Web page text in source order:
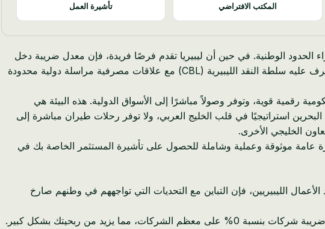
المكتب الافتراضي تأشيرة العمل
الحدود الوطنية. في حين أن ليبيريا تقدم فرصًا فريدة، فإن معدل ضريبة دخل
الشركات البالغ 25%، والبنية التحتية الرقمية المحدودة أحيانًا في هيئة الإيرادات الليبيرية (LRA)، والقطاع المصرفي الذي تشرف عليه سلطة النقد الليبيرية (CBL) مع علاقات مصرفية مراسلة دولية محدودة
بنسبة 0% لمعظم القطاعات، وتتمتع بمنصة حكومية رقمية قوية، وتوفر وصولاً مباشرًا إلى الأسواق الدولية. هذه البيئة هي
البحرين استراتيجيًا في قلب الخليج العربي، ولا توفر رحلات طيران مباشرة إلى
الخليجي الأخرى.
عامة موثوقة وعملية وشاملة للحصول على تأشيرة المستثمر الخاصة بك في
الليبيريين، فإن التباين مع التحديات التي تواجههم في وطنهم صارخ
* ضريبة دخل شركات صفرية لمعظم القطاعات: على عكس ضريبة دخل الشركات البالغة 25% في ليبيريا، تفرض البحرين ضريبة شركات بنسبة 0% على معظم الشركات، مما يزيد من ربحيتك بشكل كبير.